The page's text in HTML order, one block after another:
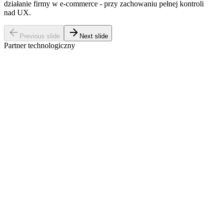
działanie firmy w e-commerce - przy zachowaniu pełnej kontroli
nad UX.
Previous slide Next slide
Partner technologiczny